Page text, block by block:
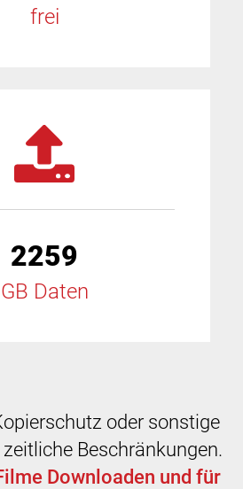
frei
2259
GB Daten
oder sonstige
Beschränkungen.
Downloaden und für